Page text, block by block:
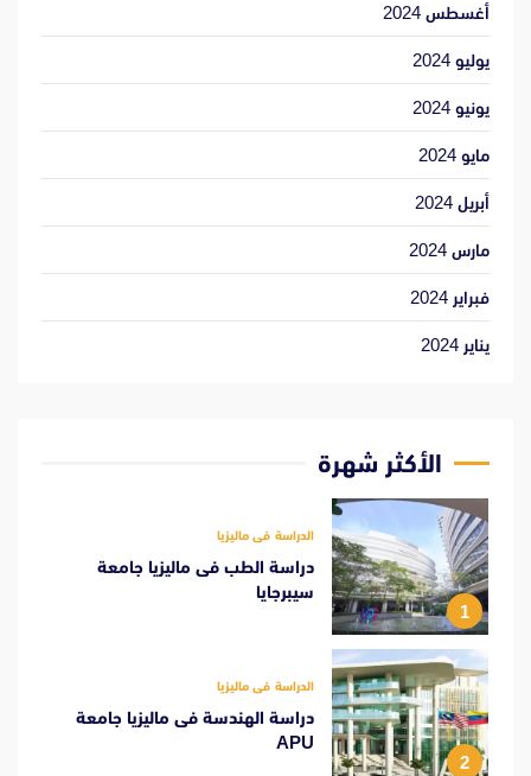
أغسطس 2024
يوليو 2024
يونيو 2024
مايو 2024
أبريل 2024
مارس 2024
فبراير 2024
يناير 2024
الأكثر شهرة
1
الدراسة فى ماليزيا
دراسة الطب فى ماليزيا جامعة
سيبرجايا
2
الدراسة فى ماليزيا
دراسة الهندسة فى ماليزيا جامعة
APU